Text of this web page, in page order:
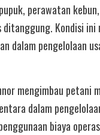
perawatan
Kondisi ini
dalam pengelolaan
mengimbau petani
dalam
biaya